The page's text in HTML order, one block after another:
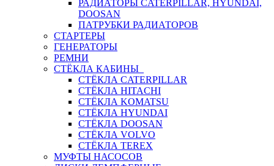
РАДИАТОРЫ CATERPILLAR, HYUNDAI,
DOOSAN
ПАТРУБКИ РАДИАТОРОВ
СТАРТЕРЫ
ГЕНЕРАТОРЫ
РЕМНИ
СТЁКЛА КАБИНЫ
СТЁКЛА CATERPILLAR
СТЁКЛА HITACHI
СТЁКЛА KOMATSU
СТЁКЛА HYUNDAI
СТЁКЛА DOOSAN
СТЁКЛА VOLVO
СТЁКЛА TEREX
МУФТЫ НАСОСОВ